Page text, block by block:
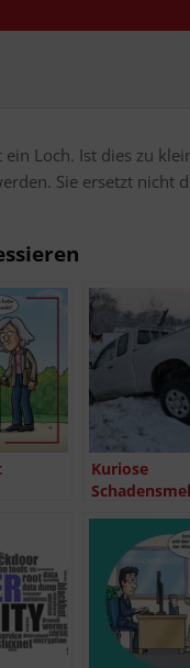
Loch. Ist dies zu
Sie ersetzt nicht
Kurio­se